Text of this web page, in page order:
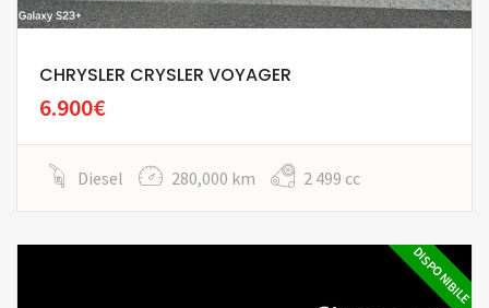
CHRYSLER CRYSLER VOYAGER
6.900€
Diesel 280,000 km 2 499 cc
DISPONIBILE